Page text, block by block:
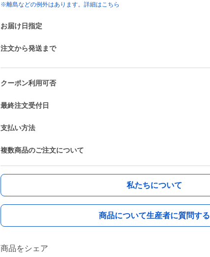
※離島などの例外はあります。詳細はこちら
お届け日指定
注文から発送まで
クーポン利用可否
最終注文受付日
支払い方法
複数商品のご注文について
私たちについて
商品について生産者に質問する
商品をシェア